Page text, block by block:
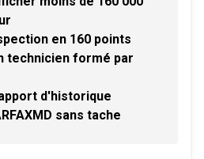
en 160 points
technicien formé par
d'historique
sans tache